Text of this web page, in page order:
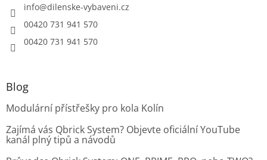
info@dilenske-vybaveni.cz
00420 731 941 570
00420 731 941 570
Blog
Modulární přístřešky pro kola Kolín
Zajímá vás Qbrick System? Objevte oficiální YouTube
kanál plný tipů a návodů